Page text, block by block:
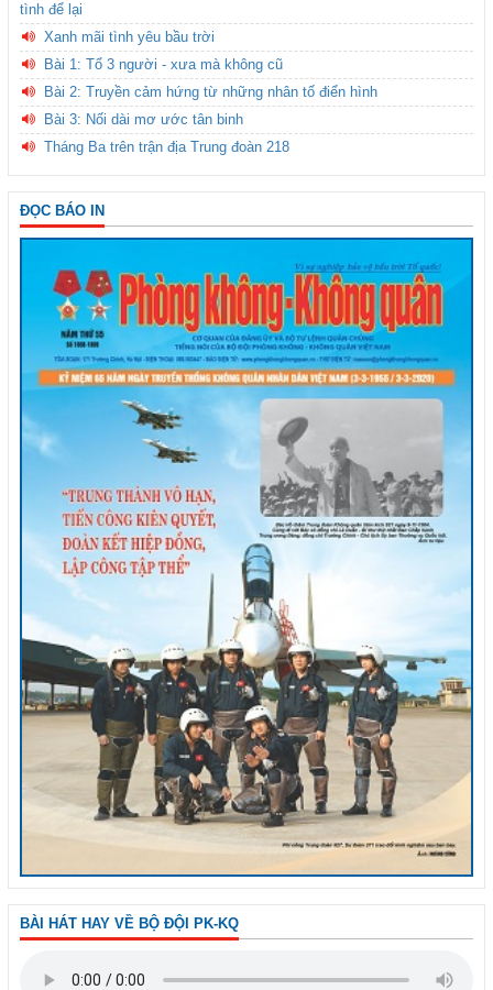
tình để lại
Xanh mãi tình yêu bầu trời
Bài 1: Tổ 3 người - xưa mà không cũ
Bài 2: Truyền cảm hứng từ những nhân tố điển hình
Bài 3: Nối dài mơ ước tân binh
Tháng Ba trên trận địa Trung đoàn 218
ĐỌC BÁO IN
BÀI HÁT HAY VỀ BỘ ĐỘI PK-KQ